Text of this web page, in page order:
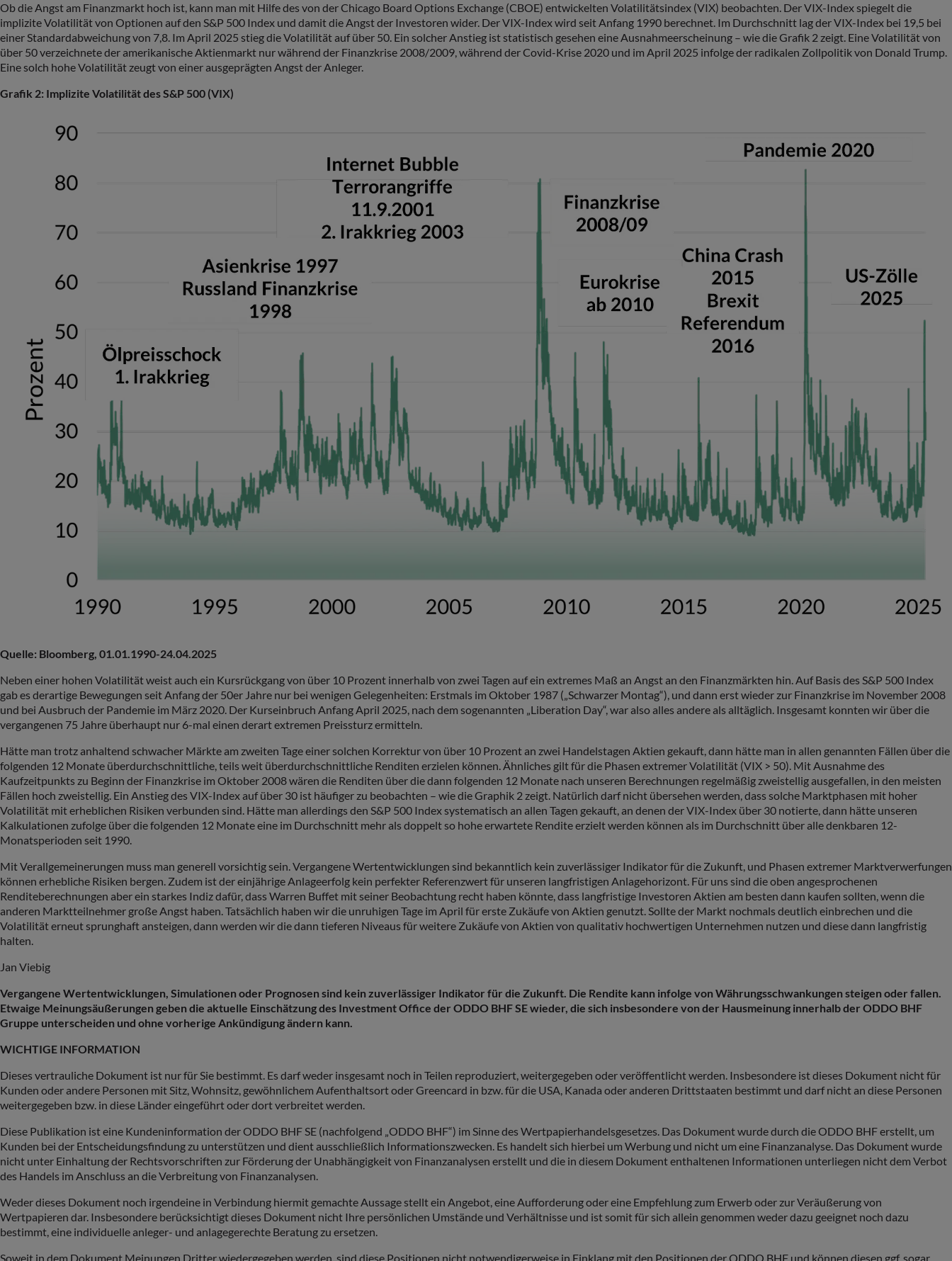
Ob die Angst am Finanzmarkt hoch ist, kann man mit Hilfe des von der Chicago Board Options Exchange (CBOE) entwickelten Volatilitätsindex (VIX) beobachten. Der VIX-Index spiegelt die
implizite Volatilität von Optionen auf den S&P 500 Index und damit die Angst der Investoren wider. Der VIX-Index wird seit Anfang 1990 berechnet. Im Durchschnitt lag der VIX-Index bei 19,5 bei
einer Standardabweichung von 7,8. Im April 2025 stieg die Volatilität auf über 50. Ein solcher Anstieg ist statistisch gesehen eine Ausnahmeerscheinung – wie die Grafik 2 zeigt. Eine Volatilität von
über 50 verzeichnete der amerikanische Aktienmarkt nur während der Finanzkrise 2008/2009, während der Covid-Krise 2020 und im April 2025 infolge der radikalen Zollpolitik von Donald Trump.
Eine solch hohe Volatilität zeugt von einer ausgeprägten Angst der Anleger.
Grafik 2: Implizite Volatilität des S&P 500 (VIX)
Quelle: Bloomberg, 01.01.1990-24.04.2025
Neben einer hohen Volatilität weist auch ein Kursrückgang von über 10 Prozent innerhalb von zwei Tagen auf ein extremes Maß an Angst an den Finanzmärkten hin. Auf Basis des S&P 500 Index
gab es derartige Bewegungen seit Anfang der 50er Jahre nur bei wenigen Gelegenheiten: Erstmals im Oktober 1987 („Schwarzer Montag“), und dann erst wieder zur Finanzkrise im November 2008
und bei Ausbruch der Pandemie im März 2020. Der Kurseinbruch Anfang April 2025, nach dem sogenannten „Liberation Day“, war also alles andere als alltäglich. Insgesamt konnten wir über die
vergangenen 75 Jahre überhaupt nur 6-mal einen derart extremen Preissturz ermitteln.
Hätte man trotz anhaltend schwacher Märkte am zweiten Tage einer solchen Korrektur von über 10 Prozent an zwei Handelstagen Aktien gekauft, dann hätte man in allen genannten Fällen über die
folgenden 12 Monate überdurchschnittliche, teils weit überdurchschnittliche Renditen erzielen können. Ähnliches gilt für die Phasen extremer Volatilität (VIX > 50). Mit Ausnahme des
Kaufzeitpunkts zu Beginn der Finanzkrise im Oktober 2008 wären die Renditen über die dann folgenden 12 Monate nach unseren Berechnungen regelmäßig zweistellig ausgefallen, in den meisten
Fällen hoch zweistellig. Ein Anstieg des VIX-Index auf über 30 ist häufiger zu beobachten – wie die Graphik 2 zeigt. Natürlich darf nicht übersehen werden, dass solche Marktphasen mit hoher
Volatilität mit erheblichen Risiken verbunden sind. Hätte man allerdings den S&P 500 Index systematisch an allen Tagen gekauft, an denen der VIX-Index über 30 notierte, dann hätte unseren
Kalkulationen zufolge über die folgenden 12 Monate eine im Durchschnitt mehr als doppelt so hohe erwartete Rendite erzielt werden können als im Durchschnitt über alle denkbaren 12-
Monatsperioden seit 1990.
Mit Verallgemeinerungen muss man generell vorsichtig sein. Vergangene Wertentwicklungen sind bekanntlich kein zuverlässiger Indikator für die Zukunft, und Phasen extremer Marktverwerfungen
können erhebliche Risiken bergen. Zudem ist der einjährige Anlageerfolg kein perfekter Referenzwert für unseren langfristigen Anlagehorizont. Für uns sind die oben angesprochenen
Renditeberechnungen aber ein starkes Indiz dafür, dass Warren Buffet mit seiner Beobachtung recht haben könnte, dass langfristige Investoren Aktien am besten dann kaufen sollten, wenn die
anderen Marktteilnehmer große Angst haben. Tatsächlich haben wir die unruhigen Tage im April für erste Zukäufe von Aktien genutzt. Sollte der Markt nochmals deutlich einbrechen und die
Volatilität erneut sprunghaft ansteigen, dann werden wir die dann tieferen Niveaus für weitere Zukäufe von Aktien von qualitativ hochwertigen Unternehmen nutzen und diese dann langfristig
halten.
Jan Viebig
Vergangene Wertentwicklungen, Simulationen oder Prognosen sind kein zuverlässiger Indikator für die Zukunft. Die Rendite kann infolge von Währungsschwankungen steigen oder fallen.
Etwaige Meinungsäußerungen geben die aktuelle Einschätzung des Investment Office der ODDO BHF SE wieder, die sich insbesondere von der Hausmeinung innerhalb der ODDO BHF
Gruppe unterscheiden und ohne vorherige Ankündigung ändern kann.
WICHTIGE INFORMATION
Dieses vertrauliche Dokument ist nur für Sie bestimmt. Es darf weder insgesamt noch in Teilen reproduziert, weitergegeben oder veröffentlicht werden. Insbesondere ist dieses Dokument nicht für
Kunden oder andere Personen mit Sitz, Wohnsitz, gewöhnlichem Aufenthaltsort oder Greencard in bzw. für die USA, Kanada oder anderen Drittstaaten bestimmt und darf nicht an diese Personen
weitergegeben bzw. in diese Länder eingeführt oder dort verbreitet werden.
Diese Publikation ist eine Kundeninformation der ODDO BHF SE (nachfolgend „ODDO BHF“) im Sinne des Wertpapierhandelsgesetzes. Das Dokument wurde durch die ODDO BHF erstellt, um
Kunden bei der Entscheidungsfindung zu unterstützen und dient ausschließlich Informationszwecken. Es handelt sich hierbei um Werbung und nicht um eine Finanzanalyse. Das Dokument wurde
nicht unter Einhaltung der Rechtsvorschriften zur Förderung der Unabhängigkeit von Finanzanalysen erstellt und die in diesem Dokument enthaltenen Informationen unterliegen nicht dem Verbot
des Handels im Anschluss an die Verbreitung von Finanzanalysen.
Weder dieses Dokument noch irgendeine in Verbindung hiermit gemachte Aussage stellt ein Angebot, eine Aufforderung oder eine Empfehlung zum Erwerb oder zur Veräußerung von
Wertpapieren dar. Insbesondere berücksichtigt dieses Dokument nicht Ihre persönlichen Umstände und Verhältnisse und ist somit für sich allein genommen weder dazu geeignet noch dazu
bestimmt, eine individuelle anleger- und anlagegerechte Beratung zu ersetzen.
Soweit in dem Dokument Meinungen Dritter wiedergegeben werden, sind diese Positionen nicht notwendigerweise in Einklang mit den Positionen der ODDO BHF und können diesen ggf. sogar